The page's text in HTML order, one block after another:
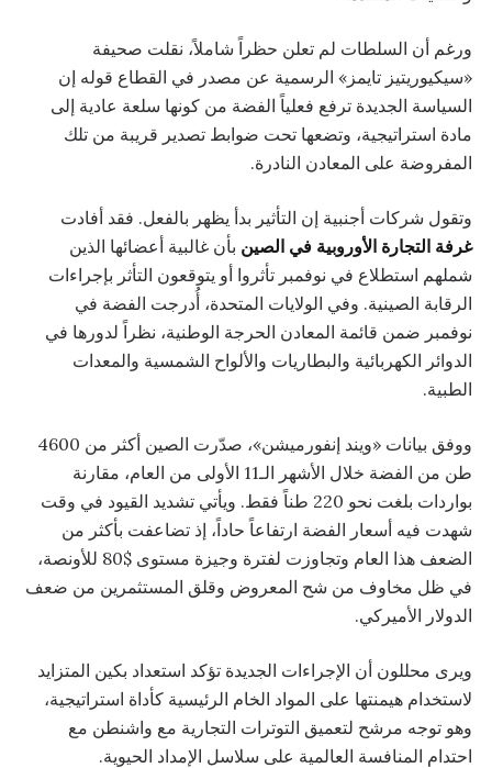
ورغم أن السلطات لم تعلن حظراً شاملاً، نقلت صحيفة
«سيكيوريتيز تايمز» الرسمية عن مصدر في القطاع قوله إن
السياسة الجديدة ترفع فعلياً الفضة من كونها سلعة عادية إلى
مادة استراتيجية، وتضعها تحت ضوابط تصدير قريبة من تلك
المفروضة على المعادن النادرة.
وتقول شركات أجنبية إن التأثير بدأ يظهر بالفعل. فقد أفادت
غرفة التجارة الأوروبية في الصين بأن غالبية أعضائها الذين
شملهم استطلاع في نوفمبر تأثروا أو يتوقعون التأثر بإجراءات
الرقابة الصينية. وفي الولايات المتحدة، أُدرجت الفضة في
نوفمبر ضمن قائمة المعادن الحرجة الوطنية، نظراً لدورها في
الدوائر الكهربائية والبطاريات والألواح الشمسية والمعدات
الطبية.
ووفق بيانات «ويند إنفورميشن»، صدّرت الصين أكثر من 4600
طن من الفضة خلال الأشهر الـ11 الأولى من العام، مقارنة
بواردات بلغت نحو 220 طناً فقط. ويأتي تشديد القيود في وقت
شهدت فيه أسعار الفضة ارتفاعاً حاداً، إذ تضاعفت بأكثر من
الضعف هذا العام وتجاوزت لفترة وجيزة مستوى $80 للأونصة،
في ظل مخاوف من شح المعروض وقلق المستثمرين من ضعف
الدولار الأميركي.
ويرى محللون أن الإجراءات الجديدة تؤكد استعداد بكين المتزايد
لاستخدام هيمنتها على المواد الخام الرئيسية كأداة استراتيجية،
وهو توجه مرشح لتعميق التوترات التجارية مع واشنطن مع
احتدام المنافسة العالمية على سلاسل الإمداد الحيوية.